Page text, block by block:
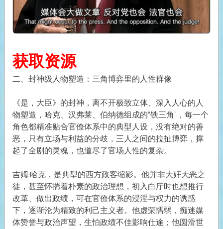
获取资源
二、封神级人物塑造：三角博弈里的人性群像
《是，大臣》的封神，离不开极致立体、深入人心的人
物塑造，哈克、汉弗莱、伯纳德组成的“铁三角”，每一个
角色都精准贴合官僚体系中的典型人设，没有绝对的善
恶，只有立场与利益的分歧，三人之间的拉扯博弈，撑
起了全剧的灵魂，也道尽了官场人性的复杂。
吉姆·哈克，是典型的西方政客缩影。他并非大奸大恶之
徒，甚至怀揣着朴素的政治理想，初入白厅时也想推行
改革、做出政绩，可在官僚体系的浸淫与权力的诱惑
下，逐渐沦为精致的利己主义者。他虚荣懦弱，痴迷媒
体赞誉与政治声望，生怕政绩不佳影响仕途；他圆滑世